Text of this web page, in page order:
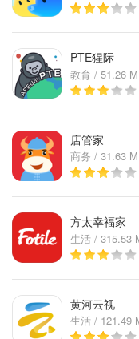
PTE猩际
教育 / 51.26
店管家
商务 / 31.63
方太幸福家
生活 / 315.53
黄河云视
生活 / 121.49